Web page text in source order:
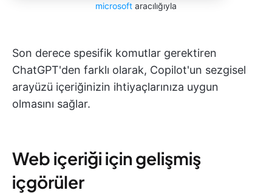
microsoft aracılığıyla
Son derece spesifik komutlar gerektiren
ChatGPT'den farklı olarak, Copilot'un sezgisel
arayüzü içeriğinizin ihtiyaçlarınıza uygun
olmasını sağlar.
Web içeriği için gelişmiş
içgörüler